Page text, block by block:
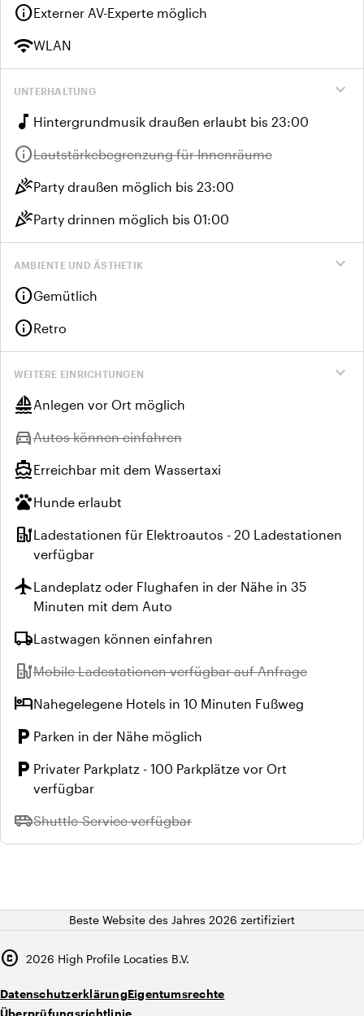
infoExterner AV-Experte möglich
wifiWLAN
expand_more
UNTERHALTUNG
music_note Hintergrundmusik draußen erlaubt bis 23:00
infoNicht verfügbar:
Lautstärkebegrenzung für Innenräume
celebrationParty draußen möglich bis 23:00
celebrationParty drinnen möglich bis 01:00
expand_more
AMBIENTE UND ÄSTHETIK
infoGemütlich
infoRetro
expand_more
WEITERE EINRICHTUNGEN
sailingAnlegen vor Ort möglich
directions_carNicht verfügbar:
Autos können einfahren
directions_boatErreichbar mit dem Wassertaxi
petsHunde erlaubt
ev_stationLadestationen für Elektroautos - 20 Ladestationen
verfügbar
flightLandeplatz oder Flughafen in der Nähe in 35
Minuten mit dem Auto
local_shippingLastwagen können einfahren
ev_stationNicht verfügbar:
Mobile Ladestationen verfügbar auf Anfrage
hotelNahegelegene Hotels in 10 Minuten Fußweg
local_parking Parken in der Nähe möglich
local_parking Privater Parkplatz - 100 Parkplätze vor Ort
verfügbar
airport_shuttleNicht verfügbar:
Shuttle-Service verfügbar
Beste Website des Jahres 2026 zertifiziert
copyright 2026 High Profile Locaties B.V.
DatenschutzerklärungEigentumsrechte